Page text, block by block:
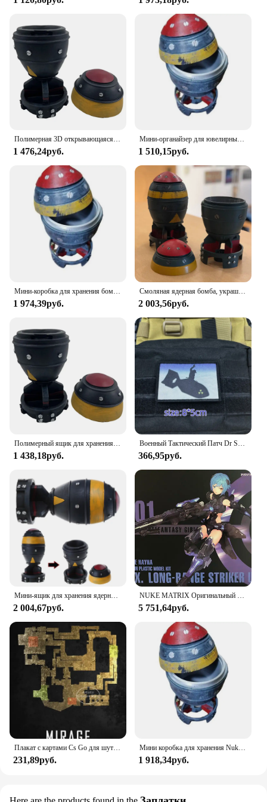
Полимерная 3D открывающаяся реактивная скульптура, мини-ящик для хранения бомбы Nuke, модель ракеты для дома, спальни, офиса, настольное украшение
1 476,24руб.
Мини-органайзер для ювелирных изделий Nuke, мини-ящик для хранения с секретным хранилищем, в форме ракеты, орнаментный Органайзер
1 510,15руб.
Мини-коробка для хранения бомб Nuke с секретным хранилищем Мини-коробка для хранения ракетного орнамента Nuke
1 974,39руб.
Смоляная ядерная бомба, украшения для рабочего стола, ретро мини-бомба Nuke, ящик для хранения, модель ракета для дома, спальни, офиса, настольное украшение
2 003,56руб.
Полимерный ящик для хранения Nuke Bomb, настольные украшения с ядерной бомбой, мини-ящик для хранения, Декор для дома, спальни, офиса, настольное украшение
1 438,18руб.
Военный Тактический Патч Dr Strangelove с принтом на липучке, эмблема военного тактического флага
366,95руб.
Мини-ящик для хранения ядерной бомбы, ретро фигурка из смолы, настольный художественный декор для дома, спальни, офиса, мужской
2 004,67руб.
NUKE MATRIX Оригинальный комплект модели CYBER FOREST SHADOW GIRLS MAD WOLF Фигурка в сборе Модель игрушки Робот в подарок для мальчиков 160 мм
5 751,64руб.
Плакат с картами Cs Go для шутера от первого лица, игра пыль 2, карта Nuke, черная Печать на холсте, картины на стену для игровой комнаты, Настенный декор
231,89руб.
Мини коробка для хранения Nuke Bomb, ретро Статуэтка из смолы, настольные художественные поделки, Декор для дома, спальни, офиса, настольное украшение, отличный подарок
1 918,34руб.